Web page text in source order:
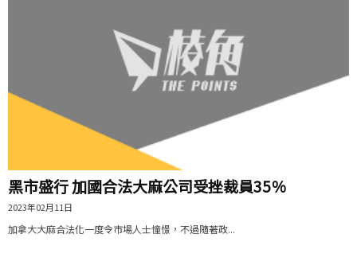
黑市盛行 加國合法大麻公司受挫裁員35％
2023年02月11日
加拿大大麻合法化一度令市場人士憧憬，不過隨著政...